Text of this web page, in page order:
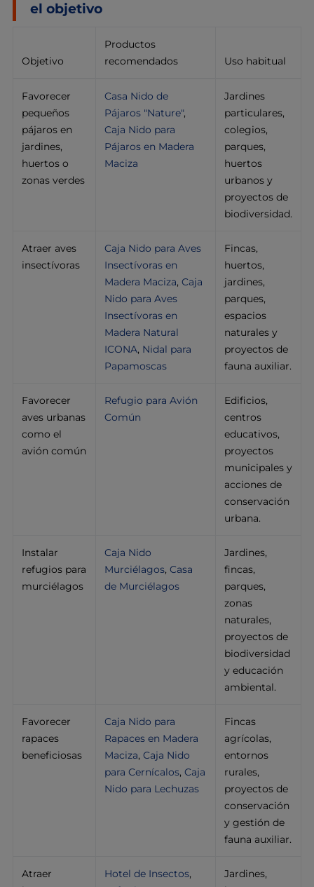
el objetivo
Objetivo
Productos
recomendados
Uso habitual
Favorecer
pequeños
pájaros en
jardines,
huertos o
zonas verdes
Casa Nido de
Pájaros "Nature",
Caja Nido para
Pájaros en Madera
Maciza
Jardines
particulares,
colegios,
parques,
huertos
urbanos y
proyectos de
biodiversidad.
Atraer aves
insectívoras
Caja Nido para Aves
Insectívoras en
Madera Maciza, Caja
Nido para Aves
Insectívoras en
Madera Natural
ICONA, Nidal para
Papamoscas
Fincas,
huertos,
jardines,
parques,
espacios
naturales y
proyectos de
fauna auxiliar.
Favorecer
aves urbanas
como el
avión común
Refugio para Avión
Común
Edificios,
centros
educativos,
proyectos
municipales y
acciones de
conservación
urbana.
Instalar
refugios para
murciélagos
Caja Nido
Murciélagos, Casa
de Murciélagos
Jardines,
fincas,
parques,
zonas
naturales,
proyectos de
biodiversidad
y educación
ambiental.
Favorecer
rapaces
beneficiosas
Caja Nido para
Rapaces en Madera
Maciza, Caja Nido
para Cernícalos, Caja
Nido para Lechuzas
Fincas
agrícolas,
entornos
rurales,
proyectos de
conservación
y gestión de
fauna auxiliar.
Atraer
Hotel de Insectos,
Jardines,